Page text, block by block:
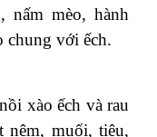
nấm mèo, hành
chung với ếch.
xào ếch và rau
nêm, muối, tiêu,